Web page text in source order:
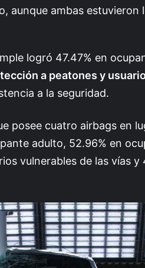
aunque ambas estuvieron
logró 47.47% en
a peatones y
a la seguridad.
posee cuatro airbags en
adulto, 52.96% en
vulnerables de las vías y